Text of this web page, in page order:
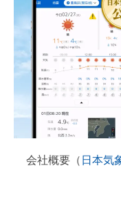
会社概要（ 日本気